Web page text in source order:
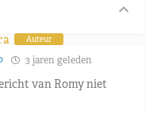
Auteur
3 jaren geleden
van Romy niet